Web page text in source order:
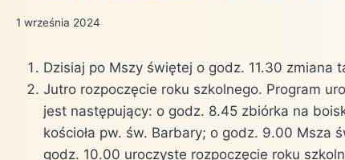
1 września 2024
Dzisiaj po Mszy świętej o godz. 11.30 zmiana
Jutro rozpoczęcie roku szkolnego. Program
jest następujący: o godz. 8.45 zbiórka na
kościoła pw. św. Barbary; o godz. 9.00 Msza
godz. 10.00 uroczyste rozpoczęcie roku